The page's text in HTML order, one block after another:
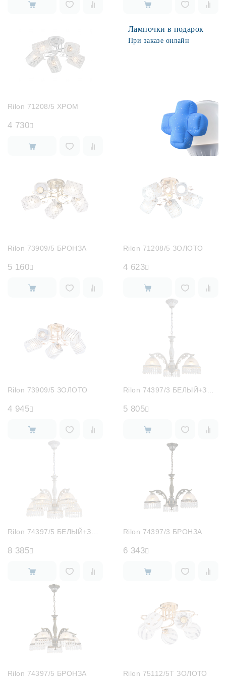
Rilon 71208/5 ХРОМ
4 730
Лампочки в подарок
При заказе онлайн
Rilon 73909/5 БРОНЗА
5 160
Rilon 71208/5 ЗОЛОТО
4 623
Rilon 73909/5 ЗОЛОТО
4 945 5 805
8 385
Rilon 74397/3 БРОНЗА
6 343
Rilon 74397/5 БРОНЗА Rilon 75112/5T ЗОЛОТО